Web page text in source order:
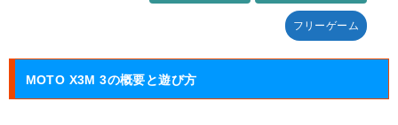
フリーゲーム
MOTO X3M 3の概要と遊び方